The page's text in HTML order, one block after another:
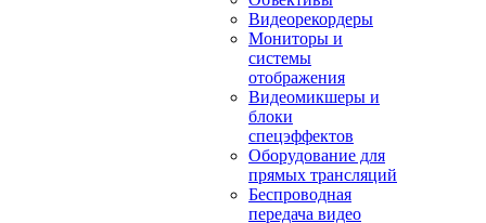
Видеорекордеры
Мониторы и
системы
отображения
Видеомикшеры и
блоки
спецэффектов
Оборудование для
прямых трансляций
Беспроводная
передача видео